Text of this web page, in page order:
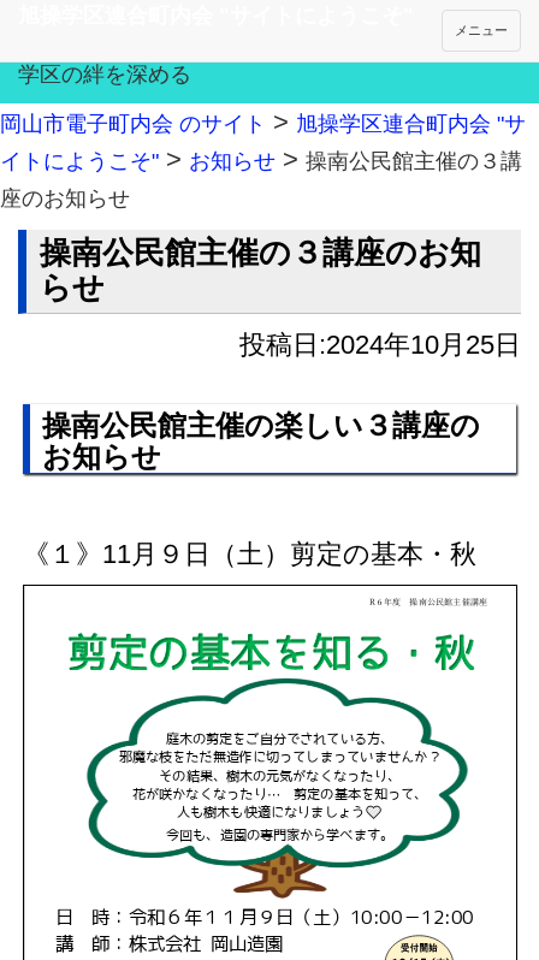
学区の絆を深める
メニュー
岡山市電子町内会 のサイト > 旭操学区連合町内会 "サ
イトにようこそ" > お知らせ > 操南公民館主催の３講
座のお知らせ
操南公民館主催の３講座のお知
らせ
投稿日:2024年10月25日
操南公民館主催の楽しい３講座の
お知らせ
《１》11月９日（土）剪定の基本・秋